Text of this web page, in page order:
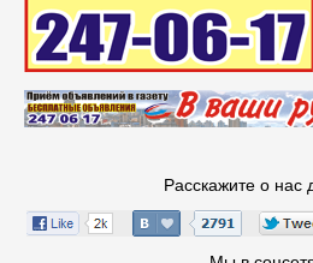
Расскажите о нас